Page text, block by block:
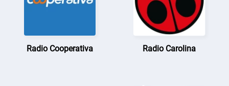
Radio Cooperativa Radio Carolina